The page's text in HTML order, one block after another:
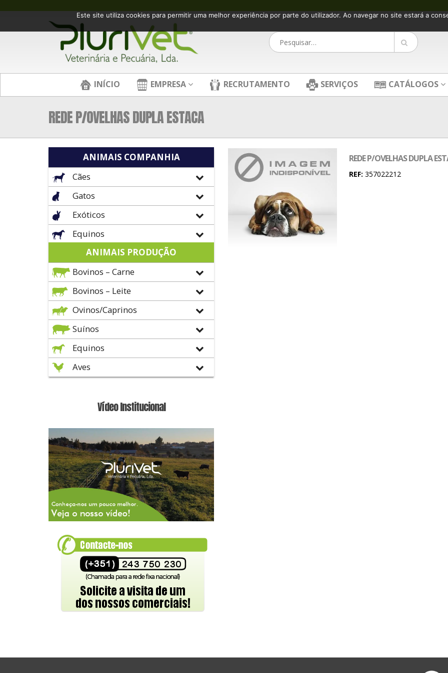
INÍCIO EMPRESA RECRUTAMENTO SERVIÇOS CATÁLOGOS
REDE P/OVELHAS DUPLA ESTACA
REDE P/OVELHAS DUPLA
REF: 357022212
ANIMAIS COMPANHIA
Cães
Gatos
Exóticos
Equinos
ANIMAIS PRODUÇÃO
Bovinos – Carne
Bovinos – Leite
Ovinos/Caprinos
Suínos
Equinos
Aves
Vídeo Institucional
Este site utiliza cookies para permitir uma melhor experiência por parte do utilizador. Ao navegar no site estará a